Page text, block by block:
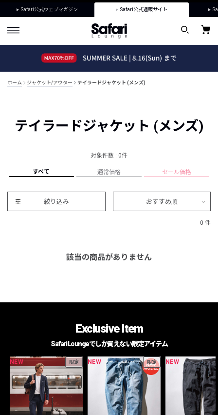
Safari公式ウェブマガジン Safari公式通販サイト
ホーム ジャケット/アウター テイラードジャケット (メンズ)
テイラードジャケット (メンズ)
対象件数 : 0件
すべて 通常価格 セール価格
絞り込み おすすめ順
0 件
該当の商品がありません
Exclusive Item
Safari Loungeでしか買えない限定アイテム
NEW 限定 NEW 限定 NEW